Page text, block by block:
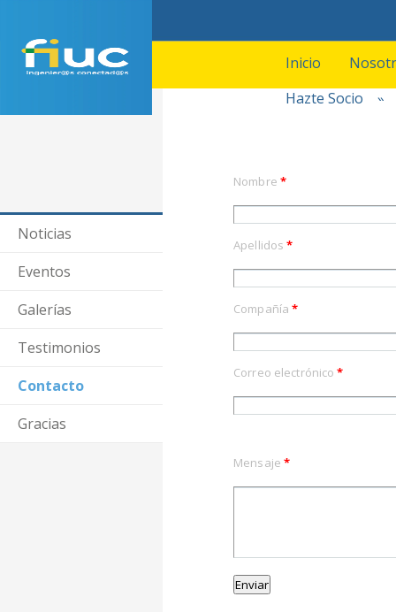
Inicio
Hazte Socio
»
Nombre *
Apellidos*
Compañía*
Correo electrónico*
Mensaje*
Noticias
Eventos
Galerías
Testimonios
Contacto
Gracias